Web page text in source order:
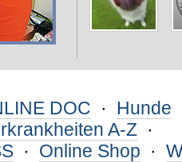
DOC · Hunde
A-Z ·
· Online Shop ·